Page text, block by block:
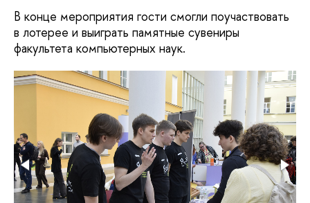
В конце мероприятия гости смогли поучаствовать
в лотерее и выиграть памятные сувениры
факультета компьютерных наук.